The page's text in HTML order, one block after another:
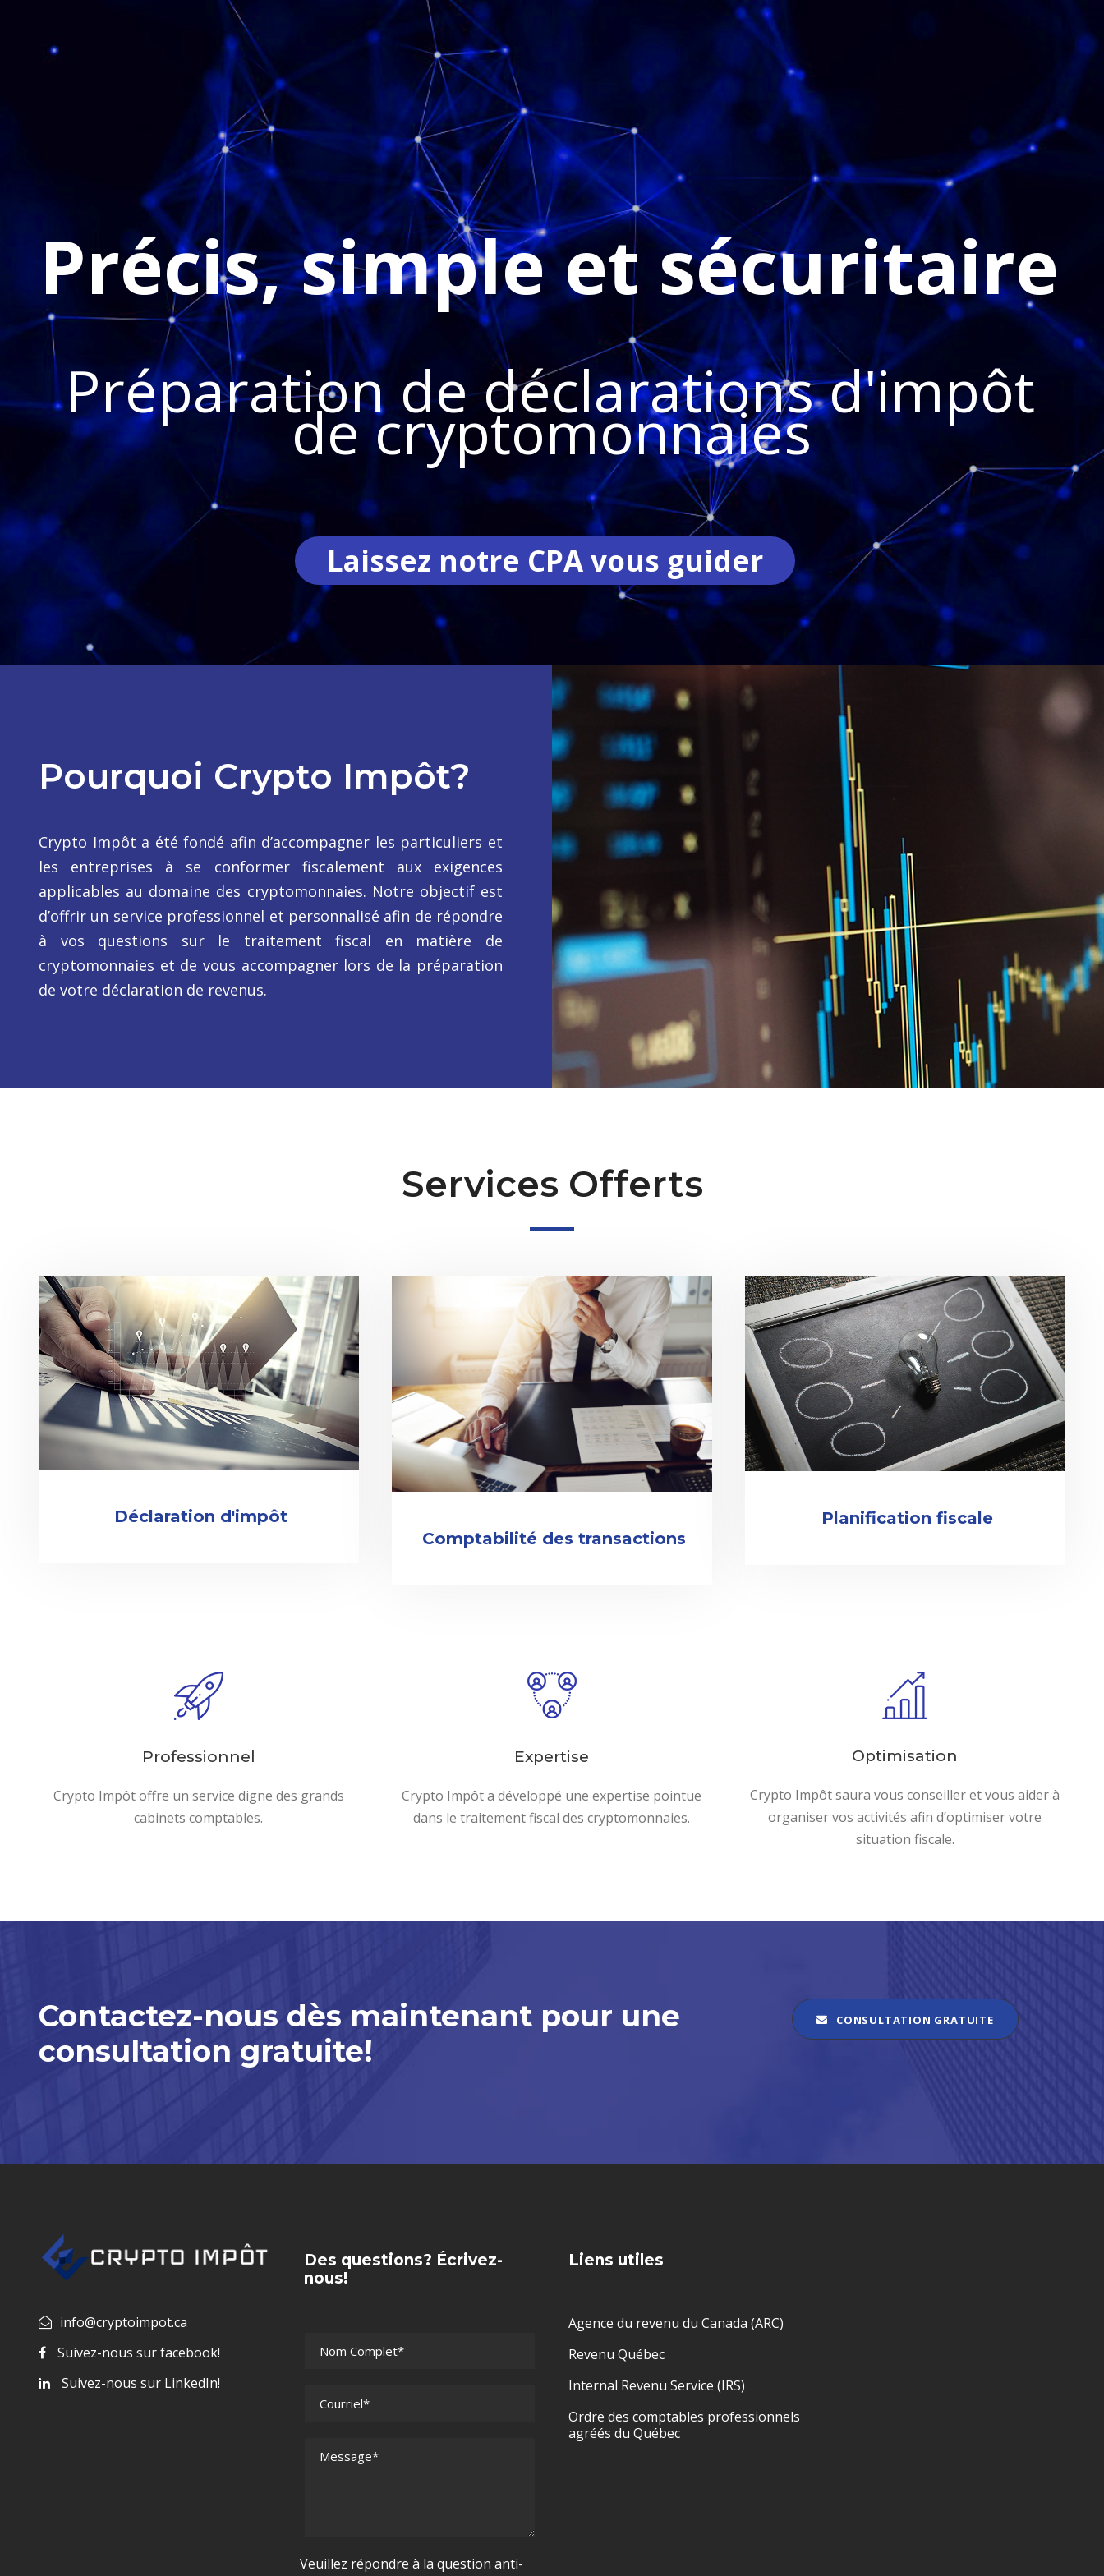
Qui sommes-nous ? Nos Services Consultation gratuite FAQ Nous Joindre
Précis, simple et sécuritaire
Laissez notre CPA vous guider
Préparation de déclarations d'impôt
de cryptomonnaies
Pourquoi Crypto Impôt?
Crypto Impôt a été fondé afin d’accompagner les particuliers et
les entreprises à se conformer fiscalement aux exigences
applicables au domaine des cryptomonnaies. Notre objectif est
d’offrir un service professionnel et personnalisé afin de répondre
à vos questions sur le traitement fiscal en matière de
cryptomonnaies et de vous accompagner lors de la préparation
de votre déclaration de revenus.
Services Offerts
Déclaration d'impôt
Comptabilité des transactions
Planification fiscale
Professionnel
Crypto Impôt offre un service digne des grands
cabinets comptables.
Expertise
Crypto Impôt a développé une expertise pointue
dans le traitement fiscal des cryptomonnaies.
Optimisation
Crypto Impôt saura vous conseiller et vous aider à
organiser vos activités afin d’optimiser votre
situation fiscale.
Contactez-nous dès maintenant pour une
consultation gratuite!
CONSULTATION GRATUITE
info@cryptoimpot.ca
Suivez-nous sur facebook!
Suivez-nous sur LinkedIn!
Des questions? Écrivez-
nous!
Veuillez répondre à la question anti-
Liens utiles
Agence du revenu du Canada (ARC)
Revenu Québec
Internal Revenu Service (IRS)
Ordre des comptables professionnels
agréés du Québec